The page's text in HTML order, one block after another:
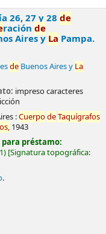
26, 27 y 28de
raciónde
Aires y La Pampa.
de Buenos Aires y La
impreso caracteres
:CuerpodeTaquígrafos
1943
préstamo:
Signatura topográfica:
.